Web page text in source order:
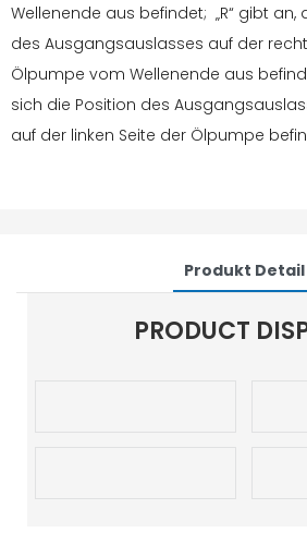
Wellenende aus befindet; „R“ gibt
des Ausgangsauslasses auf der
Ölpumpe vom Wellenende aus
sich die Position des
auf der linken Seite der Ölpumpe
Produkt Detail
PRODUCT